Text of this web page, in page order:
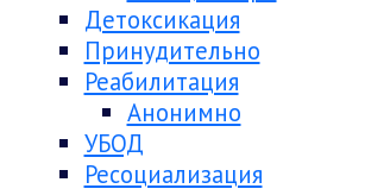
Детоксикация
Принудительно
Реабилитация
Анонимно
УБОД
Ресоциализация